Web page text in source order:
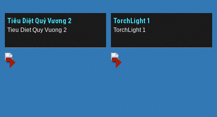
Tiêu Diệt Quỷ Vương 2
Tieu Diet Quy Vuong 2
TorchLight 1
TorchLight 1